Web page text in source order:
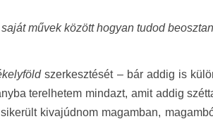
művek között hogyan tudod
szerkesztését – bár addig is
terelhetem mindazt, amit addig
kivajúdnom magamban,